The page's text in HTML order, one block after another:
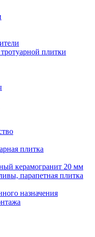
плитки
плитка
керамогранит 20 мм
парапетная плитка
назначения